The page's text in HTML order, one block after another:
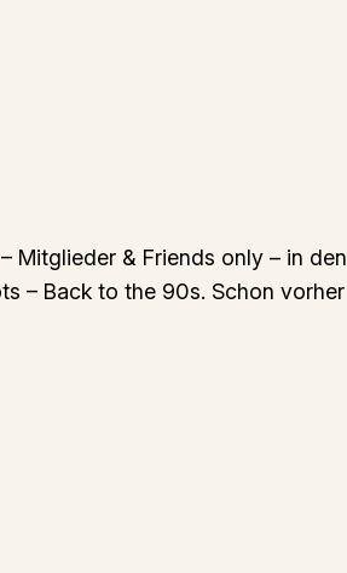
Mitglieder & Friends only – in den
– Back to the 90s. Schon vorher